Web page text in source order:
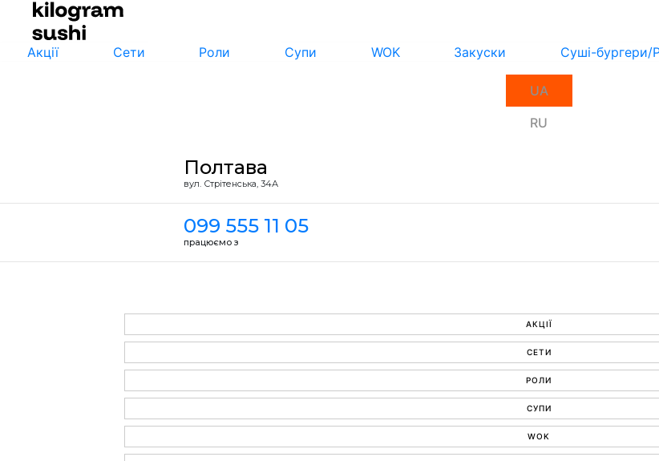
Акції Сети Роли Супи WOK Закуски Суші-бургери/
UA
RU
Полтава
вул. Стрiтенська, 34А
099 555 11 05
працюємо з
АКЦІЇ
СЕТИ
РОЛИ
СУПИ
WOK